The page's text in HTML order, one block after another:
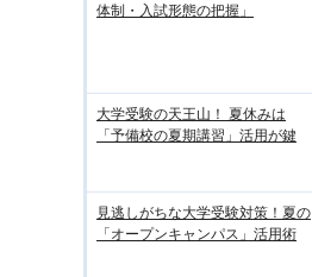
体制・入試形態の把握」
大学受験の天王山！ 夏休みは
「予備校の夏期講習」活用が鍵
見逃しがちな大学受験対策！夏の
「オープンキャンパス」活用術